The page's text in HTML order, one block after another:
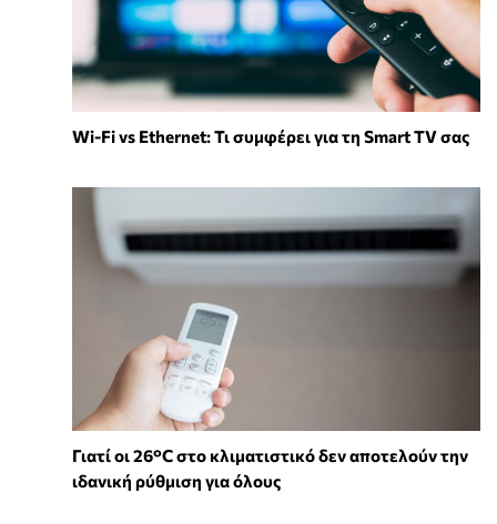
Wi-Fi vs Ethernet: Τι συμφέρει για τη Smart TV σας
Γιατί οι 26°C στο κλιματιστικό δεν αποτελούν την
ιδανική ρύθμιση για όλους